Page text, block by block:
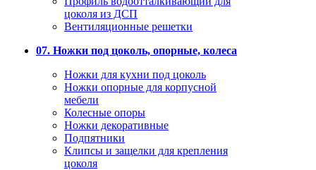
цоколя из ДСП
Вентиляционные решетки
07. Ножки под цоколь, опорные, колеса
Ножки для кухни под цоколь
Ножки опорные для корпусной
мебели
Колесные опоры
Ножки декоративные
Подпятники
Клипсы и защелки для крепления
цоколя